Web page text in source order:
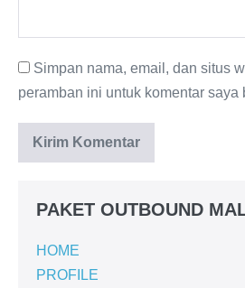
Simpan nama, email, dan situs
peramban ini untuk komentar saya
PAKET OUTBOUND
HOME
PROFILE